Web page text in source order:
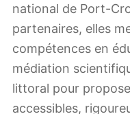
national de Port-
partenaires, elles
compétences en
médiation
littoral pour
accessibles,